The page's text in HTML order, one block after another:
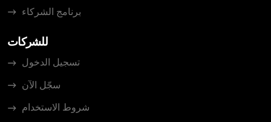
برنامج الشركاء
للشركات
تسجيل الدخول
سجّل الآن
شروط الاستخدام